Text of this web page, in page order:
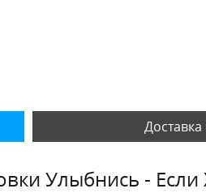
Улыбнись -